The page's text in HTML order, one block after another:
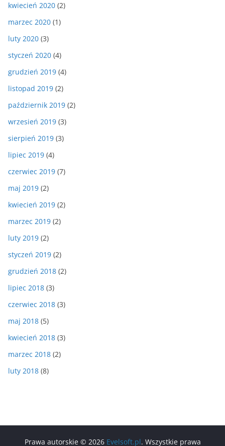
kwiecień 2020 (2)
marzec 2020 (1)
luty 2020 (3)
styczeń 2020 (4)
grudzień 2019 (4)
listopad 2019 (2)
październik 2019 (2)
wrzesień 2019 (3)
sierpień 2019 (3)
lipiec 2019 (4)
czerwiec 2019 (7)
maj 2019 (2)
kwiecień 2019 (2)
marzec 2019 (2)
luty 2019 (2)
styczeń 2019 (2)
grudzień 2018 (2)
lipiec 2018 (3)
czerwiec 2018 (3)
maj 2018 (5)
kwiecień 2018 (3)
marzec 2018 (2)
luty 2018 (8)
Prawa autorskie © 2026 Evelsoft.pl. Wszystkie prawa